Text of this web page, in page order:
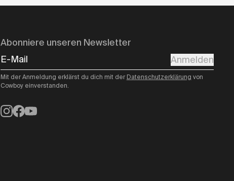
Abonniere unseren Newsletter
E-Mail
Anmelden
Mit der Anmeldung erklärst du dich mit der Datenschutzerklärung von
Cowboy einverstanden.
Instagram
Facebook
YouTube